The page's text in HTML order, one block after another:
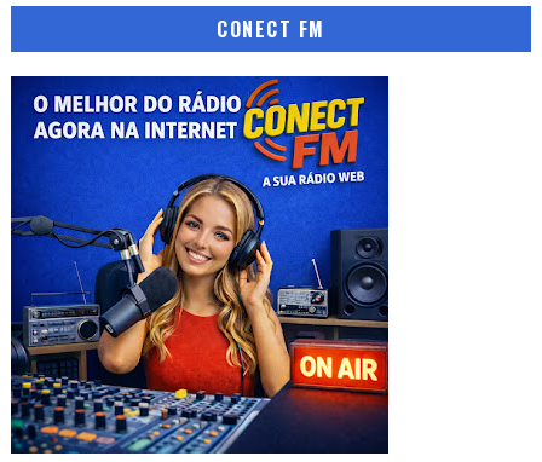
CONECT FM